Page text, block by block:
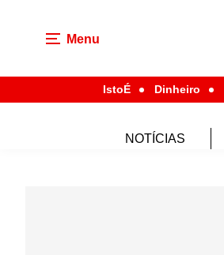
Menu
IstoÉ Dinheiro
NOTÍCIAS